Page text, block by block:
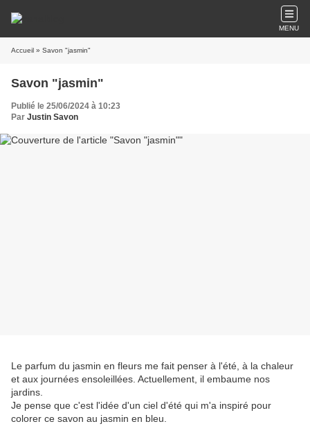
MENU
Accueil » Savon "jasmin"
Savon "jasmin"
Publié le 25/06/2024 à 10:23
Par Justin Savon
Le parfum du jasmin en fleurs me fait penser à l'été, à la chaleur
et aux journées ensoleillées. Actuellement, il embaume nos
jardins.
Je pense que c'est l'idée d'un ciel d'été qui m'a inspiré pour
colorer ce savon au jasmin en bleu.